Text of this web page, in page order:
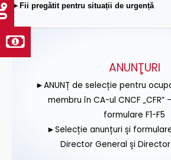
►Fii pregătit pentru situații de urgență
ANUNŢURI
►ANUNȚ de selecție pentru
membru în CA-ul CNCF „CFR”
formulare F1-F5
►Selecție anunțuri și
Director General și